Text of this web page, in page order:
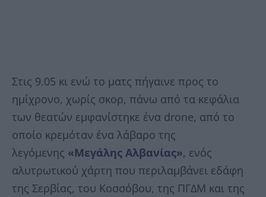
Στις 9.05 κι ενώ το ματς πήγαινε προς το
ημίχρονο, χωρίς σκορ, πάνω από τα κεφάλια
των θεατών εμφανίστηκε ένα drone, από το
οποίο κρεμόταν ένα λάβαρο της
λεγόμενης «Μεγάλης Αλβανίας», ενός
αλυτρωτικού χάρτη που περιλαμβάνει εδάφη
της Σερβίας, του Κοσσόβου, της ΠΓΔΜ και της